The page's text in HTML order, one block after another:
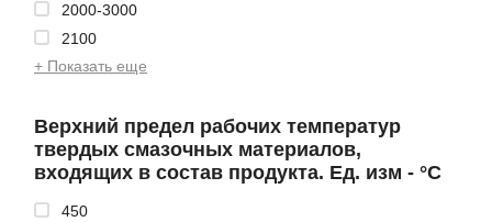
2000-3000
2100
+ Показать еще
Верхний предел рабочих температур
твердых смазочных материалов,
входящих в состав продукта. Ед. изм - °С
450